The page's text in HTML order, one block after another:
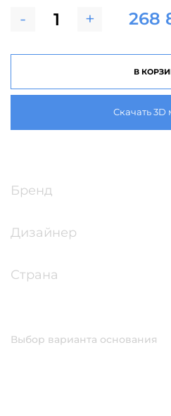
- + 268
Бренд
Дизайнер
Страна
Выбор варианта основания
В
Скачать 3D